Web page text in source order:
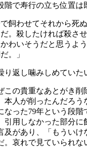
階で寿行の立ち位置は
飼わせてそれから死
。殺したければ殺さ
わいそうだと思うよ
。」
返し噛みしめていた
の貴重なあとがき削
本人が削ったんだろう
なった79年という段
引用しなかった部分
及があり、「もういけ
。哀れで見ていられな